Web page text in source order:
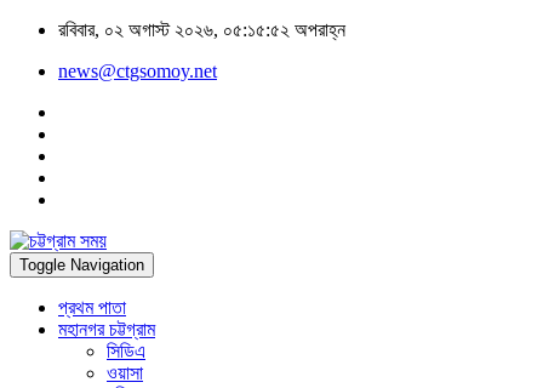
রবিবার, ০২ অগাস্ট ২০২৬, ০৫:১৫:৫২ অপরাহ্ন
news@ctgsomoy.net
Toggle Navigation
প্রথম পাতা
মহানগর চট্টগ্রাম
সিডিএ
ওয়াসা